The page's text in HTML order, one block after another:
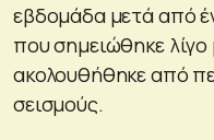
εβδομάδα μετά από
που σημειώθηκε λίγο
ακολουθήθηκε από
σεισμούς.